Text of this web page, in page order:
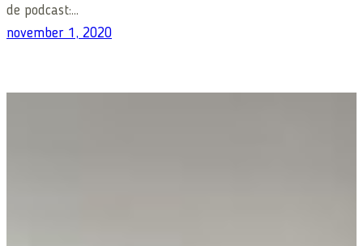
de podcast:…
november 1, 2020